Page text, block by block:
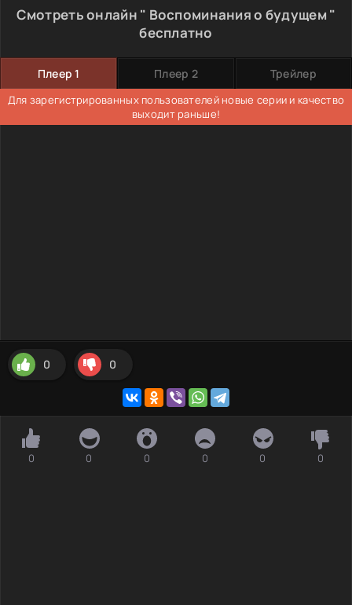
Смотреть онлайн " Воспоминания о будущем "
бесплатно
Плеер 1 Плеер 2 Трейлер
Для зарегистрированных пользователей новые серии и качество
выходит раньше!
0 0
0 0 0 0 0 0